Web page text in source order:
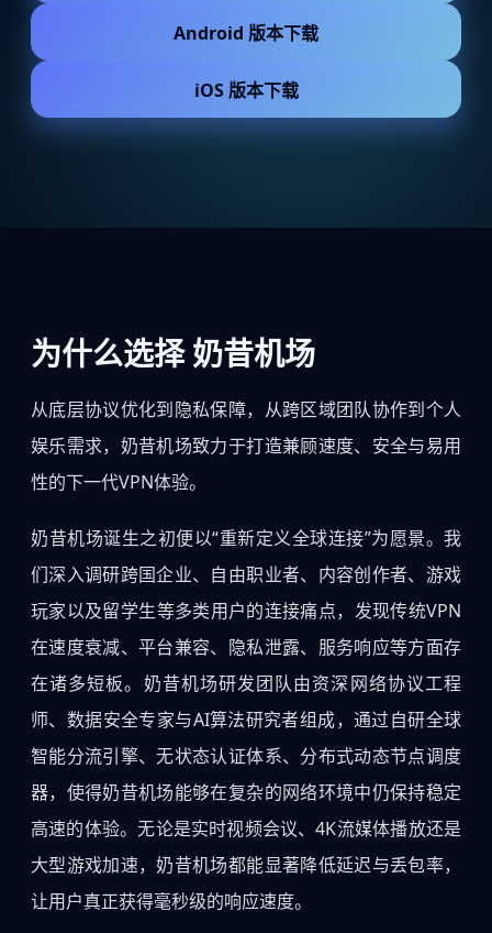
Android 版本下载
iOS 版本下载
为什么选择 奶昔机场
从底层协议优化到隐私保障，从跨区域团队协作到个人
娱乐需求，奶昔机场致力于打造兼顾速度、安全与易用
性的下一代VPN体验。
奶昔机场诞生之初便以“重新定义全球连接”为愿景。我
们深入调研跨国企业、自由职业者、内容创作者、游戏
玩家以及留学生等多类用户的连接痛点，发现传统VPN
在速度衰减、平台兼容、隐私泄露、服务响应等方面存
在诸多短板。奶昔机场研发团队由资深网络协议工程
师、数据安全专家与AI算法研究者组成，通过自研全球
智能分流引擎、无状态认证体系、分布式动态节点调度
器，使得奶昔机场能够在复杂的网络环境中仍保持稳定
高速的体验。无论是实时视频会议、4K流媒体播放还是
大型游戏加速，奶昔机场都能显著降低延迟与丢包率，
让用户真正获得毫秒级的响应速度。